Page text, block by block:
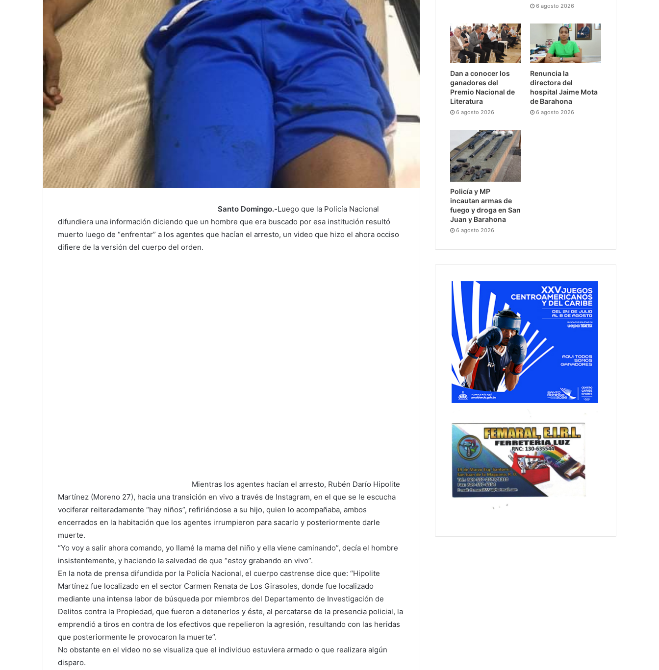
Santo Domingo.-Luego que la Policía Nacional
difundiera una información diciendo que un hombre que era buscado por esa institución resultó
muerto luego de “enfrentar” a los agentes que hacían el arresto, un video que hizo el ahora occiso
difiere de la versión del cuerpo del orden.
Mientras los agentes hacían el arresto, Rubén Darío Hipolite
Martínez (Moreno 27), hacia una transición en vivo a través de Instagram, en el que se le escucha
vociferar reiteradamente “hay niños”, refiriéndose a su hijo, quien lo acompañaba, ambos
encerrados en la habitación que los agentes irrumpieron para sacarlo y posteriormente darle
muerte.
“Yo voy a salir ahora comando, yo llamé la mama del niño y ella viene caminando”, decía el hombre
insistentemente, y haciendo la salvedad de que “estoy grabando en vivo”.
En la nota de prensa difundida por la Policía Nacional, el cuerpo castrense dice que: “Hipolite
Martínez fue localizado en el sector Carmen Renata de Los Girasoles, donde fue localizado
mediante una intensa labor de búsqueda por miembros del Departamento de Investigación de
Delitos contra la Propiedad, que fueron a detenerlos y éste, al percatarse de la presencia policial, la
emprendió a tiros en contra de los efectivos que repelieron la agresión, resultando con las heridas
que posteriormente le provocaron la muerte”.
No obstante en el video no se visualiza que el individuo estuviera armado o que realizara algún
disparo.
6 agosto 2026
Dan a conocer los
ganadores del
Premio Nacional de
Literatura
6 agosto 2026
Renuncia la
directora del
hospital Jaime Mota
de Barahona
6 agosto 2026
Policía y MP
incautan armas de
fuego y droga en San
Juan y Barahona
6 agosto 2026